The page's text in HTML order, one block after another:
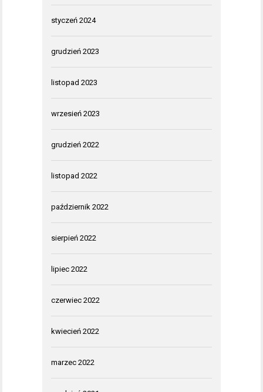
styczeń 2024
grudzień 2023
listopad 2023
wrzesień 2023
grudzień 2022
listopad 2022
październik 2022
sierpień 2022
lipiec 2022
czerwiec 2022
kwiecień 2022
marzec 2022